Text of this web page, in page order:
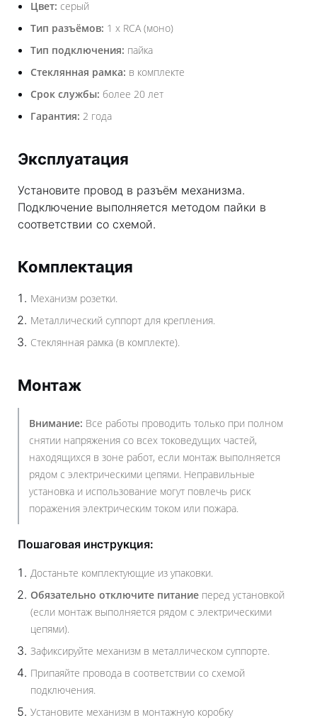
Цвет: серый
Тип разъёмов: 1 х RCA (моно)
Тип подключения: пайка
Стеклянная рамка: в комплекте
Срок службы: более 20 лет
Гарантия: 2 года
Эксплуатация
Установите провод в разъём механизма.
Подключение выполняется методом пайки в
соответствии со схемой.
Комплектация
Механизм розетки.
Металлический суппорт для крепления.
Стеклянная рамка (в комплекте).
Монтаж
Внимание: Все работы проводить только при полном
снятии напряжения со всех токоведущих частей,
находящихся в зоне работ, если монтаж выполняется
рядом с электрическими цепями. Неправильные
установка и использование могут повлечь риск
поражения электрическим током или пожара.
Пошаговая инструкция:
Достаньте комплектующие из упаковки.
Обязательно отключите питание перед установкой
(если монтаж выполняется рядом с электрическими
цепями).
Зафиксируйте механизм в металлическом суппорте.
Припаяйте провода в соответствии со схемой
подключения.
Установите механизм в монтажную коробку